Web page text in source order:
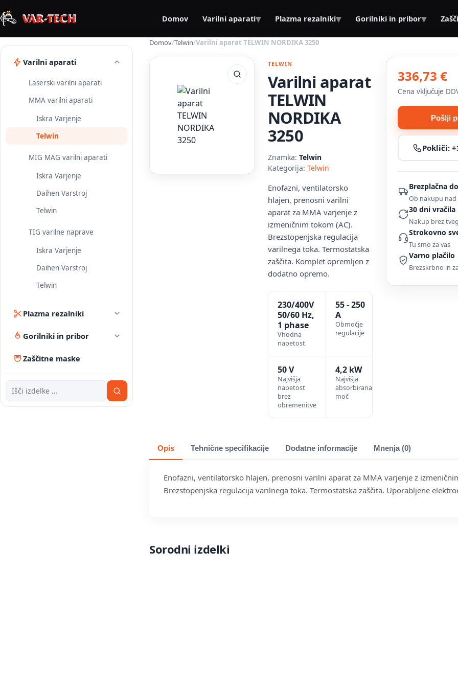
Domov Varilni aparati▾ Plazma rezalniki▾ Gorilniki in pribor▾
Varilni aparati
Laserski varilni aparati
MMA varilni aparati
Iskra Varjenje
Telwin
MIG MAG varilni aparati
Iskra Varjenje
Daihen Varstroj
Telwin
TIG varilne naprave
Iskra Varjenje
Daihen Varstroj
Telwin
Plazma rezalniki
Gorilniki in pribor
Zaščitne maske
Domov/Telwin/Varilni aparat TELWIN NORDIKA 3250
TELWIN
Varilni aparat
TELWIN
NORDIKA
3250
Znamka: Telwin
Kategorija: Telwin
Enofazni, ventilatorsko
hlajen, prenosni varilni
aparat za MMA varjenje z
izmeničnim tokom (AC).
Brezstopenjska regulacija
varilnega toka. Termostatska
zaščita. Komplet opremljen z
dodatno opremo.
230/400V
50/60 Hz,
1 phase
Vhodna
napetost
55 - 250
A
Območje
regulacije
50 V
Najvišja
napetost
brez
obremenitve
4,2 kW
Najvišja
absorbirana
moč
336,73 €
Cena vključuje
Pošlji
Pokliči:
Brezplačna
Ob nakupu nad
30 dni vračila
Nakup brez
Strokovno
Tu smo za vas
Varno plačilo
Brezskrbno in
Opis Tehnične specifikacije Dodatne informacije Mnenja (0)
Enofazni, ventilatorsko hlajen, prenosni varilni aparat za MMA varjenje z
Brezstopenjska regulacija varilnega toka. Termostatska zaščita. Uporabljene
Sorodni izdelki